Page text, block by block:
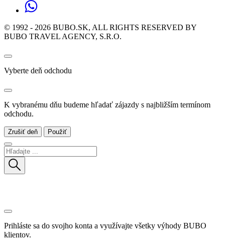
© 1992 - 2026 BUBO.SK, ALL RIGHTS RESERVED BY
BUBO TRAVEL AGENCY, S.R.O.
Vyberte deň odchodu
K vybranému dňu budeme hľadať zájazdy s najbližším termínom
odchodu.
Zrušiť deň Použiť
Prihláste sa do svojho konta a využívajte všetky výhody BUBO
klientov.